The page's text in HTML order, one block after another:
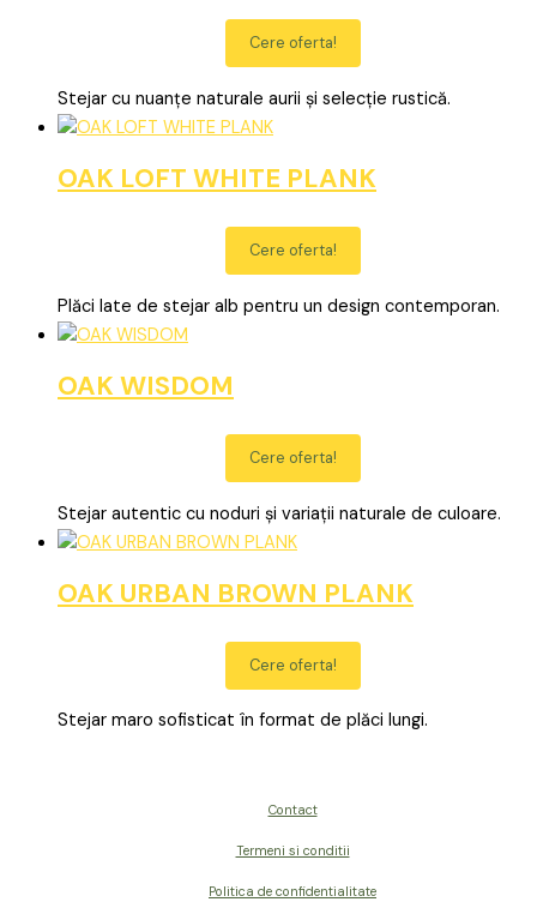
Cere oferta!
Stejar cu nuanțe naturale aurii și selecție rustică.
OAK LOFT WHITE PLANK
Cere oferta!
Plăci late de stejar alb pentru un design contemporan.
OAK WISDOM
Cere oferta!
Stejar autentic cu noduri și variații naturale de culoare.
OAK URBAN BROWN PLANK
Cere oferta!
Stejar maro sofisticat în format de plăci lungi.
Contact
Termeni si conditii
Politica de confidentialitate